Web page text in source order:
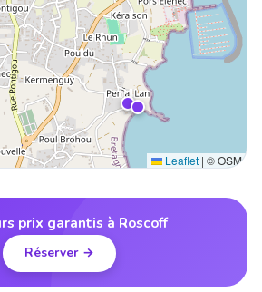
Leaflet | © OSM
prix garantis à Roscoff
Réserver →